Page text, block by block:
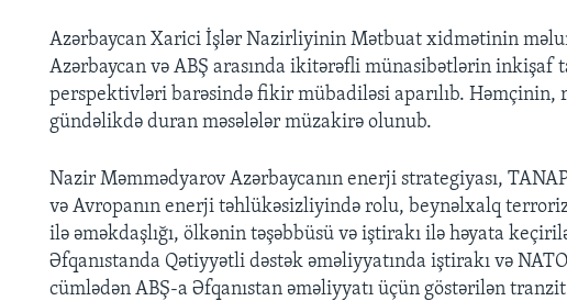
Azərbaycan Xarici İşlər Nazirliyinin Mətbuat xidmətinin
Azərbaycan və ABŞ arasında ikitərəfli münasibətlərin inkişaf
perspektivləri barəsində fikir mübadiləsi aparılıb. Həmçinin,
gündəlikdə duran məsələlər müzakirə olunub.
Nazir Məmmədyarov Azərbaycanın enerji strategiyası,
və Avropanın enerji təhlükəsizliyində rolu, beynəlxalq
ilə əməkdaşlığı, ölkənin təşəbbüsü və iştirakı ilə həyata
Əfqanıstanda Qətiyyətli dəstək əməliyyatında iştirakı və
cümlədən ABŞ-a Əfqanıstan əməliyyatı üçün göstərilən